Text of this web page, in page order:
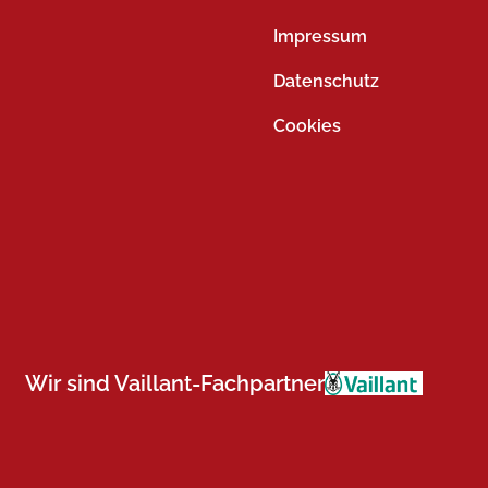
Impressum
Datenschutz
Cookies
Wir sind Vaillant-Fachpartner